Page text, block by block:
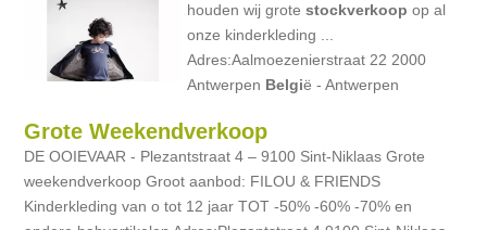
houden wij grotestockverkoop op al
onze kinderkleding ...
Adres:Aalmoezenierstraat 22 2000
Antwerpen België - Antwerpen
Grote Weekendverkoop
DE OOIEVAAR - Plezantstraat 4 – 9100 Sint-Niklaas Grote
weekendverkoop Groot aanbod: FILOU & FRIENDS
Kinderkleding van o tot 12 jaar TOT -50% -60% -70% en